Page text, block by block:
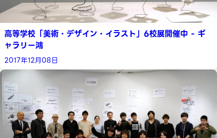
高等学校「美術・デザイン・イラスト」6校展開催中 - ギ
ャラリー鴻
2017年12月08日